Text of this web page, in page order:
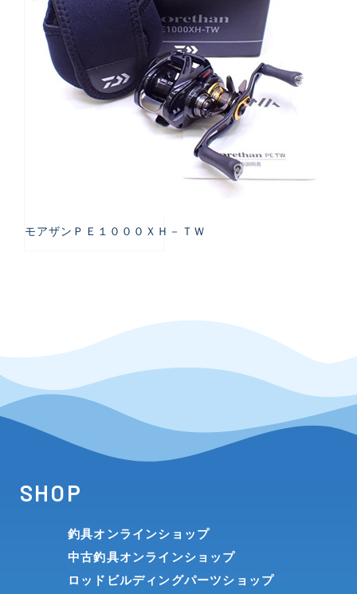
モアザンＰＥ１０００ＸＨ－ＴＷ
SHOP
釣具オンラインショップ
中古釣具オンラインショップ
ロッドビルディングパーツショップ